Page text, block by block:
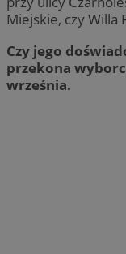
Miejskie, czy Willa
Czy jego
przekona
września.